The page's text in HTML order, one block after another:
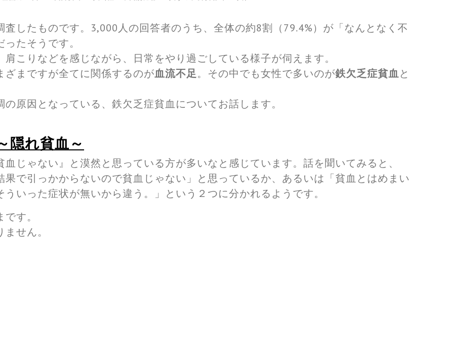
したものです。3,000人の回答者のうち、全体の約8割（79.4%）が「なんとなく不
たそうです。
こりなどを感じながら、日常をやり過ごしている様子が伺えます。
まですが全てに関係するのが血流不足。その中でも女性で多いのが鉄欠乏症貧血と
原因となっている、鉄欠乏症貧血についてお話します。
隠れ貧血～
じゃない』と漠然と思っている方が多いなと感じています。話を聞いてみると、
果で引っかからないので貧血じゃない」と思っているか、あるいは「貧血とはめまい
いった症状が無いから違う。」という２つに分かれるようです。
す。
せん。